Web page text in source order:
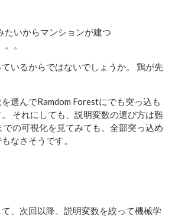
たいからマンションが建つ
。
いるからではないでしょうか。 鶏が先
選んでRamdom Forestにでも突っ込も
それにしても、説明変数の選び方は難
での可視化を見てみても、全部突っ込め
なさそうです。
、次回以降、説明変数を絞って機械学